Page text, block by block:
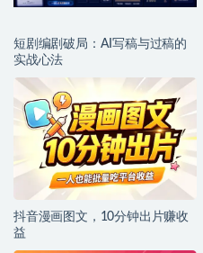
短剧编剧破局：AI写稿与过稿的
实战心法
抖音漫画图文，10分钟出片赚收
益